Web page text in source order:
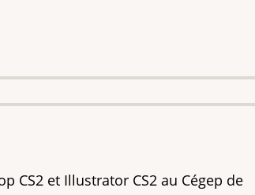
CS2 et Illustrator CS2 au Cégep de